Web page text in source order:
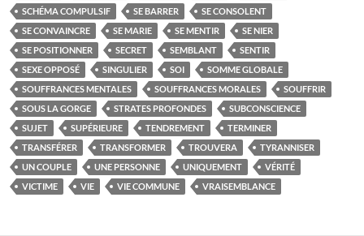
SCHÉMA COMPULSIF
SE BARRER
SE CONSOLENT
SE CONVAINCRE
SE MARIE SE MENTIR
SE NIER
SE POSITIONNER
SECRET SEMBLANT
SENTIR
SEXE OPPOSÉ
SINGULIER SOI
SOMME GLOBALE
SOUFFRANCES MENTALES
SOUFFRANCES MORALES
SOUFFRIR
SOUS LA GORGE
STRATES PROFONDES
SUBCONSCIENCE
SUJET
SUPÉRIEURE TENDREMENT
TERMINER
TRANSFÉRER
TRANSFORMER TROUVERA
TYRANNISER
UN COUPLE
UNE PERSONNE UNIQUEMENT
VÉRITÉ
VICTIME
VIE VIE COMMUNE VRAISEMBLANCE